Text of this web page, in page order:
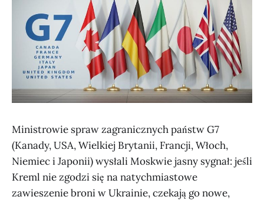
Ministrowie spraw zagranicznych państw G7
(Kanady, USA, Wielkiej Brytanii, Francji, Włoch,
Niemiec i Japonii) wysłali Moskwie jasny sygnał: jeśli
Kreml nie zgodzi się na natychmiastowe
zawieszenie broni w Ukrainie, czekają go nowe,